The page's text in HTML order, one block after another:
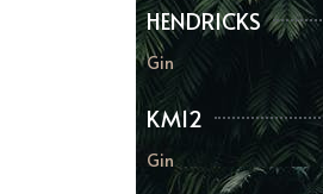
HENDRICKS
Gin
KM12
Gin